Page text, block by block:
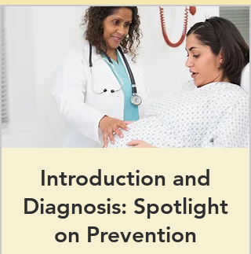
Introduction and
Diagnosis: Spotlight
on Prevention